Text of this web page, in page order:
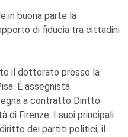
in buona parte la
di fiducia tra cittadini
il dottorato presso la
È assegnista
a contratto Diritto
di Firenze. I suoi principali
dei partiti politici, il